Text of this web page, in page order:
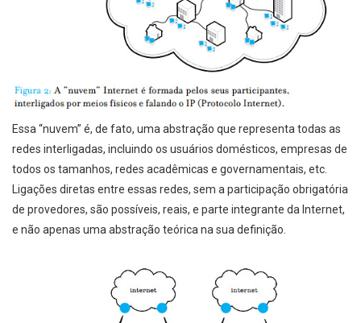
Essa “nuvem” é, de fato, uma abstração que representa todas as
redes interligadas, incluindo os usuários domésticos, empresas de
todos os tamanhos, redes acadêmicas e governamentais, etc.
Ligações diretas entre essas redes, sem a participação obrigatória
de provedores, são possíveis, reais, e parte integrante da Internet,
e não apenas uma abstração teórica na sua definição.